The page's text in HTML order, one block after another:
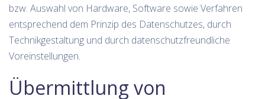
bzw. Auswahl von Hardware, Software sowie Verfahren
entsprechend dem Prinzip des Datenschutzes, durch
Technikgestaltung und durch datenschutzfreundliche
Voreinstellungen.
Übermittlung von